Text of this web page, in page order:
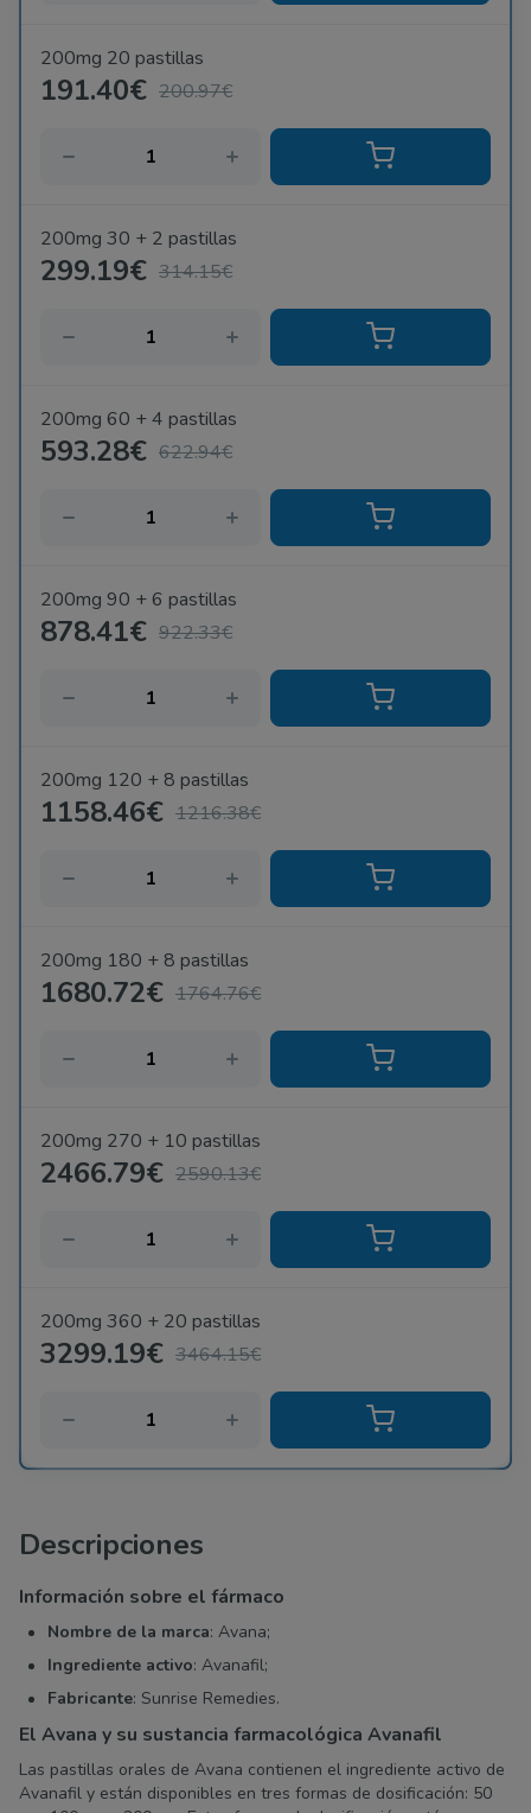
200mg 20 pastillas
191.40€ 200.97€
200mg 30 + 2 pastillas
299.19€ 314.15€
200mg 60 + 4 pastillas
593.28€ 622.94€
200mg 90 + 6 pastillas
878.41€ 922.33€
200mg 120 + 8 pastillas
1158.46€ 1216.38€
200mg 180 + 8 pastillas
1680.72€ 1764.76€
200mg 270 + 10 pastillas
2466.79€ 2590.13€
200mg 360 + 20 pastillas
3299.19€ 3464.15€
Descripciones
Información sobre el fármaco
Nombre de la marca: Avana;
Ingrediente activo: Avanafil;
Fabricante: Sunrise Remedies.
El Avana y su sustancia farmacológica Avanafil
Las pastillas orales de Avana contienen el ingrediente activo de
Avanafil y están disponibles en tres formas de dosificación: 50